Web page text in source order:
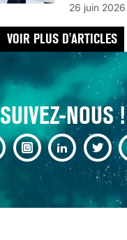
26 juin 2026
VOIR PLUS D'ARTICLES
SUIVEZ-NOUS !
POUR
MALADIES
18 juil 2022
SIGNAUX
AVANT…
25 août 2024